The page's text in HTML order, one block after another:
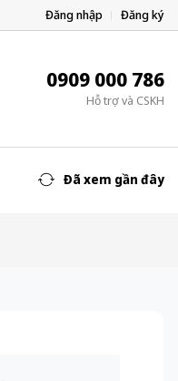
Đăng nhập Đăng ký
0909 000 786
Hỗ trợ và CSKH
Đã xem gần đây